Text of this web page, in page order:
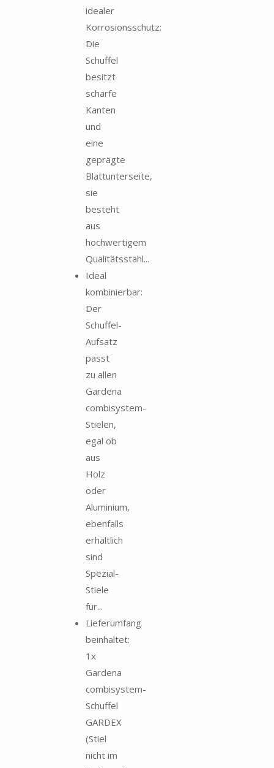
idealer
Korrosionsschutz:
Die
Schuffel
besitzt
scharfe
Kanten
und
eine
geprägte
Blattunterseite,
sie
besteht
aus
hochwertigem
Qualitätsstahl...
Ideal
kombinierbar:
Der
Schuffel-
Aufsatz
passt
zu allen
Gardena
combisystem-
Stielen,
egal ob
aus
Holz
oder
Aluminium,
ebenfalls
erhältlich
sind
Spezial-
Stiele
für...
Lieferumfang
beinhaltet:
1x
Gardena
combisystem-
Schuffel
GARDEX
(Stiel
nicht im